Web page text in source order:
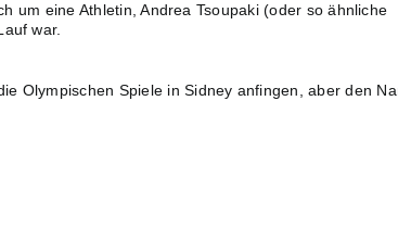
um eine Athletin, Andrea Tsoupaki (oder so ähnliche
war.
Olympischen Spiele in Sidney anfingen, aber den